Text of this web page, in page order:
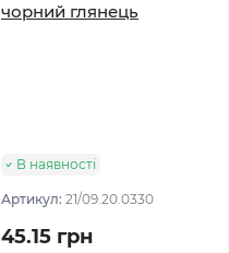
чорний глянець
В наявності
Артикул: 21/09.20.0330
45.15 грн